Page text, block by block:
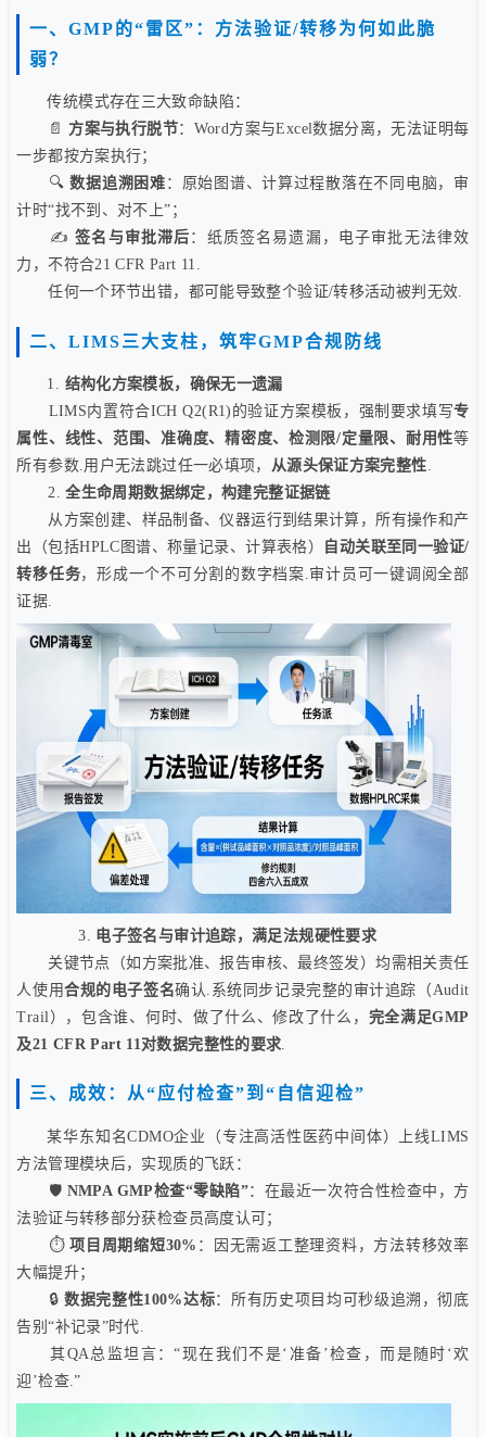
一、GMP的“雷区”：方法验证/转移为何如此脆
弱？
传统模式存在三大致命缺陷：
📄 方案与执行脱节：Word方案与Excel数据分离，无法证明每
一步都按方案执行；
🔍数据追溯困难 ：原始图谱、计算过程散落在不同电脑，审
计时“找不到、对不上”；
✍️签名与审批滞后 ：纸质签名易遗漏，电子审批无法律效
力，不符合21 CFR Part 11.
任何一个环节出错，都可能导致整个验证/转移活动被判无效.
二、LIMS三大支柱，筑牢GMP合规防线
1. 结构化方案模板，确保无一遗漏
LIMS内置符合ICH Q2(R1)的验证方案模板，强制要求填写专
属性、线性、范围、准确度、精密度、检测限/定量限、耐用性等
所有参数.用户无法跳过任一必填项， 从源头保证方案完整性.
2.全生命周期数据绑定，构建完整证据链
从方案创建、样品制备、仪器运行到结果计算，所有操作和产
出（包括HPLC图谱、称量记录、计算表格）
自动关联至同一验证/
转移任务，形成一个不可分割的数字档案.审计员可一键调阅全部
证据.
3. 电子签名与审计追踪，满足法规硬性要求
关键节点（如方案批准、报告审核、最终签发）均需相关责任
人使用合规的电子签名确认.系统同步记录完整的审计追踪（Audit
Trail），包含谁、何时、做了什么、修改了什么， 完全满足GMP
及21 CFR Part 11对数据完整性的要求.
三、成效：从“应付检查”到“自信迎检”
某华东知名CDMO企业（专注高活性医药中间体）上线LIMS
方法管理模块后，实现质的飞跃：
🛡️ NMPA GMP检查“零缺陷”：在最近一次符合性检查中，方
法验证与转移部分获检查员高度认可；
⏱️项目周期缩短30% ：因无需返工整理资料，方法转移效率
大幅提升；
🔒数据完整性100%达标：所有历史项目均可秒级追溯，彻底
告别“补记录”时代.
其QA总监坦言：“现在我们不是‘准备’检查，而是随时‘欢
迎’检查.”